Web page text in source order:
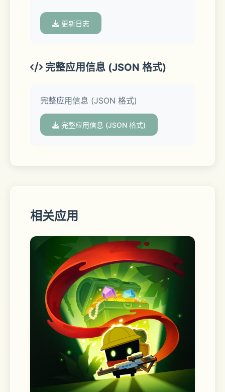
结报告、放假通知模板、新年贺卡、春节
视频等，满足您不同场景的各类设计需
【连续包月会员说明】
1.订阅服务：连续包月会员，30元/月2.
费，打开手机【设置】，进入【iTunes
ID】，选择查看【Apple ID】，进入
【账户设置】，点击【订阅】，选择图怪
兽取消订阅即可5.续订：连续包月会员到
期前24小时，苹果会自动为您从iTunes
账户扣除相应费用，成功后包月会员服务
有效期自动延长一个周期6.隐私政策：
https://818ps.com/page/247.连续包月
协议：https://818ps.com/page/33
=============图怪兽，会打字就能
用的作图神器=============
在线编辑器
更新日志
完整应用信息 (JSON 格式)
完整应用信息 (JSON 格式)
完整应用信息 (JSON 格式)
相关应用